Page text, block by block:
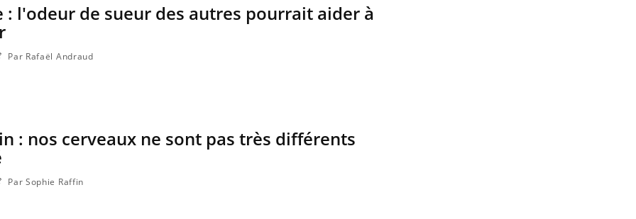
: l'odeur de sueur des autres pourrait aider à
Par Rafaël Andraud
: nos cerveaux ne sont pas très différents
Par Sophie Raffin